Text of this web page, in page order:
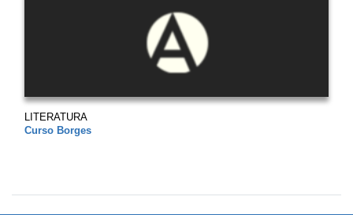
LITERATURA
Curso Borges